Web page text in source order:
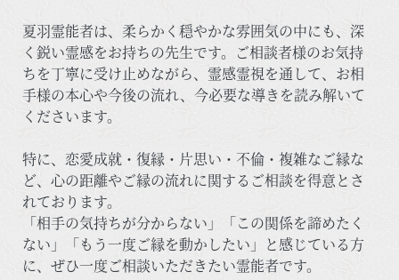
夏羽霊能者は、柔らかく穏やかな雰囲気の中にも、深
く鋭い霊感をお持ちの先生です。ご相談者様のお気持
ちを丁寧に受け止めながら、霊感霊視を通して、お相
手様の本心や今後の流れ、今必要な導きを読み解いて
くださいます。
特に、恋愛成就・復縁・片思い・不倫・複雑なご縁な
ど、心の距離やご縁の流れに関するご相談を得意とさ
れております。
「相手の気持ちが分からない」「この関係を諦めたく
ない」「もう一度ご縁を動かしたい」と感じている方
に、ぜひ一度ご相談いただきたい霊能者です。